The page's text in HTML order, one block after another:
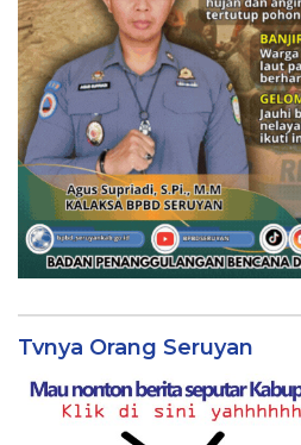
Tvnya Orang Seruyan